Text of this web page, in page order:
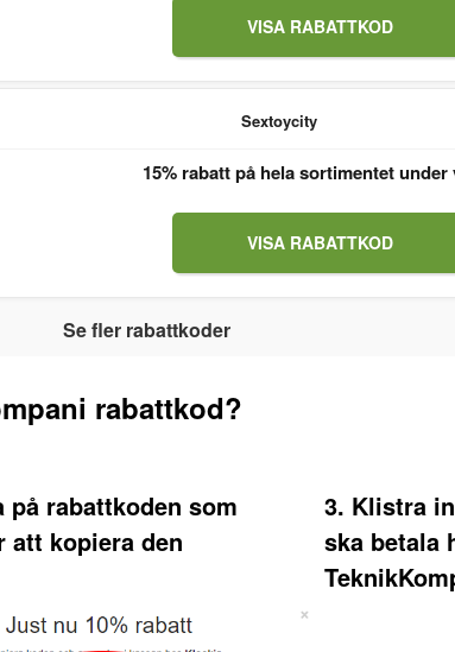
VISA RABATTKOD
Sextoycity
15% rabatt på hela sortimentet under
VISA RABATTKOD
Se fler rabattkoder
rabattkod?
på rabattkoden som
att kopiera den
3. Klistra
ska betala